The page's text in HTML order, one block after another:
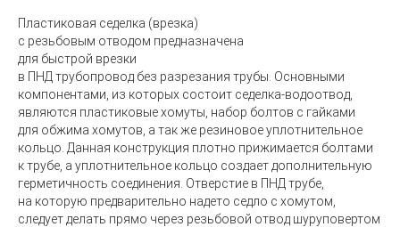
Пластиковая седелка (врезка)
с резьбовым отводом предназначена
для быстрой врезки
в ПНД трубопровод без разрезания трубы. Основными
компонентами, из которых состоит седелка-водоотвод,
являются пластиковые хомуты, набор болтов с гайками
для обжима хомутов, а так же резиновое уплотнительное
кольцо. Данная конструкция плотно прижимается болтами
к трубе, а уплотнительное кольцо создает дополнительную
герметичность соединения. Отверстие в ПНД трубе,
на которую предварительно надето седло с хомутом,
следует делать прямо через резьбовой отвод шуруповертом